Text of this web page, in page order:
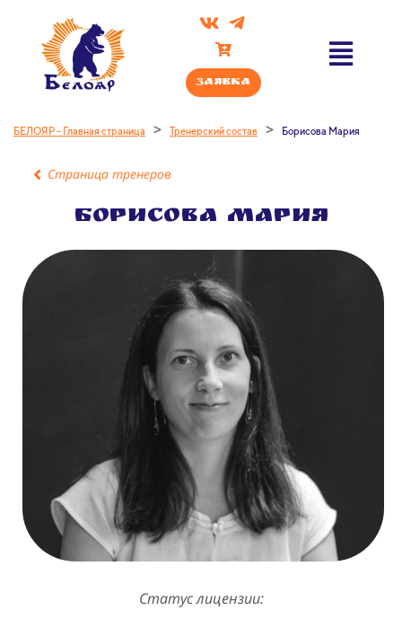
Заявка
БЕЛОЯР - Главная страница > Тренерский состав > Борисова Мария
Страница тренеров
Борисова Мария
Статус лицензии: